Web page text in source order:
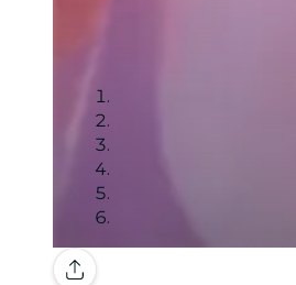
Galleria